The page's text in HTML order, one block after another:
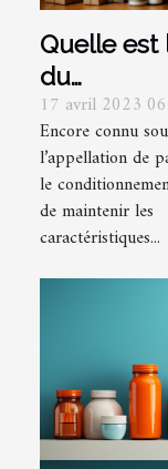
Quelle est
du
d’un
17 avril 2023
Encore connu
l’appellation de
le
de maintenir les
caractéristiques...